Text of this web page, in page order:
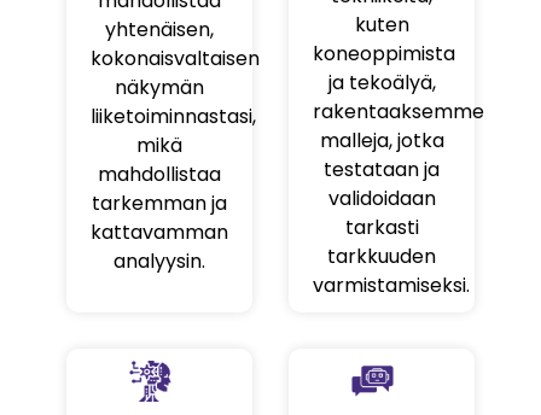
yhtenäisen,
kokonaisvaltaisen
näkymän
liiketoiminnastasi,
mikä
mahdollistaa
tarkemman ja
kattavamman
analyysin.
kuten
koneoppimista
ja tekoälyä,
rakentaaksemme
malleja, jotka
testataan ja
validoidaan
tarkasti
tarkkuuden
varmistamiseksi.